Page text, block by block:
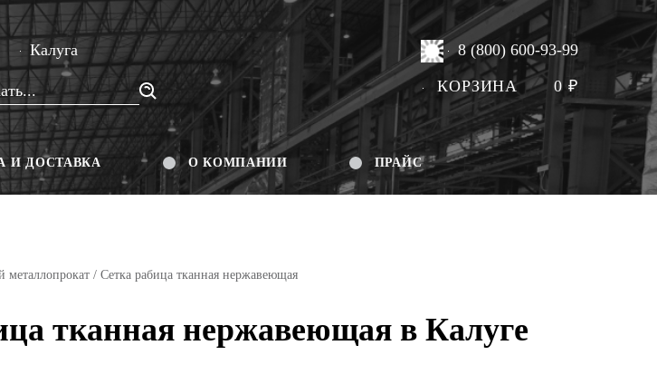
Калуга 8 (800) 600-93-99
КОРЗИНА 0₽
И ДОСТАВКА О КОМПАНИИ ПРАЙС
/ Сетка рабица тканная нержавеющая
тканная нержавеющая в Калуге